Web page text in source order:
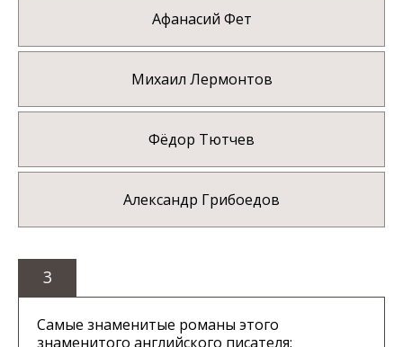
Афанасий Фет
Михаил Лермонтов
Фёдор Тютчев
Александр Грибоедов
3
Самые знаменитые романы этого
знаменитого английского писателя: